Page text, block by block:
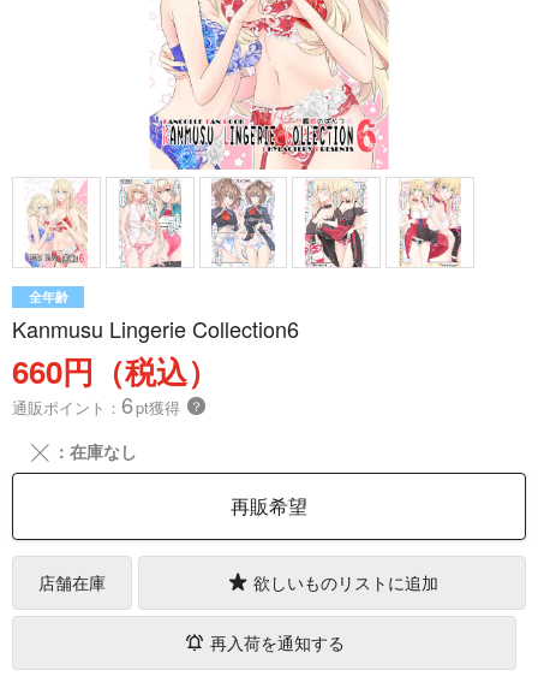
全年齢
Kanmusu Lingerie Collection6
660円（税込）
通販ポイント： 6pt獲得 ？
╳ ：在庫なし
再販希望
店舗在庫 欲しいものリストに追加
再入荷を通知する